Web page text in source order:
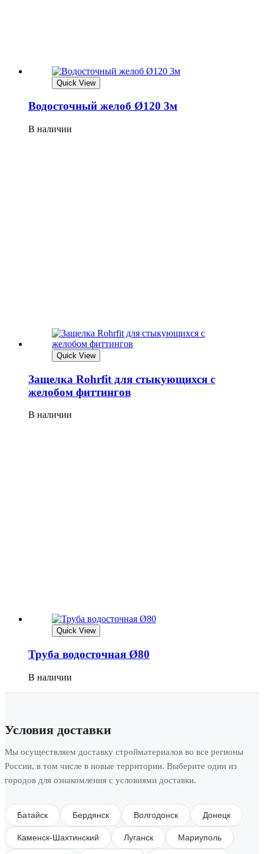
Quick View
Водосточный желоб Ø120 3м
В наличии
Quick View
Защелка Rohrfit для стыкующихся с
желобом фиттингов
В наличии
Quick View
Труба водосточная Ø80
В наличии
Условия доставки
Мы осуществляем доставку стройматериалов во все регионы
России, в том числе в новые территории. Выберите один из
городов для ознакомления с условиями доставки.
Батайск Бердянск Волгодонск Донецк
Каменск-Шахтинский Луганск Мариуполь